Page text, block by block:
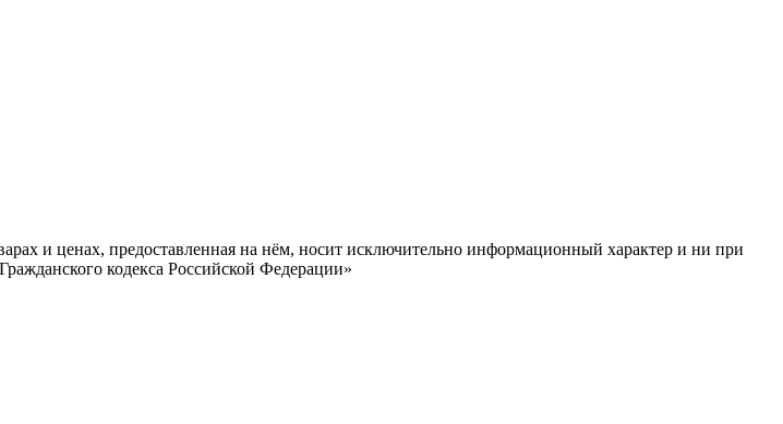
и ценах, предоставленная на нём, носит исключительно информационный характер и ни при
кодекса Российской Федерации»